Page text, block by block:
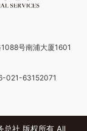
号南浦大厦1601
021-63152071
社 版权所有 All